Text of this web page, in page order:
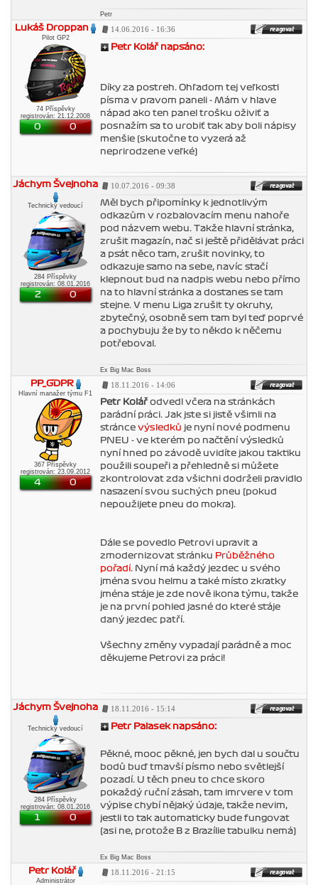
Petr
Lukáš Droppan
Pilot GP2
74 Příspěvky
registrován: 21.12.2008
0 0
14.06.2016 - 16:36
Petr Kolář napsáno:
Díky za postreh. Ohľadom tej veľkosti
písma v pravom paneli - Mám v hlave
nápad ako ten panel trošku oživiť a
posnažím sa to urobiť tak aby boli nápisy
menšie (skutočne to vyzerá až
neprirodzene veľké)
Jáchym Švejnoha
Technický vedoucí
284 Příspěvky
registrován: 08.01.2016
2 0
10.07.2016 - 09:38
Měl bych připomínky k jednotlivým
odkazům v rozbalovacím menu nahoře
pod názvem webu. Takže hlavní stránka,
zrušit magazín, nač si ještě přidělávat práci
a psát něco tam, zrušit novinky, to
odkazuje samo na sebe, navíc stačí
klepnout bud na nadpis webu nebo přímo
na to hlavní stránka a dostanes se tam
stejne. V menu Liga zrušit ty okruhy,
zbytečný, osobně sem tam byl teď poprvé
a pochybuju že by to někdo k něčemu
potřeboval.
Ex Big Mac Boss
PP_GDPR
Hlavní manažer týmu F1
367 Příspěvky
registrován: 23.09.2012
4 0
18.11.2016 - 14:06
Petr Kolář odvedl včera na stránkách
parádní práci. Jak jste si jistě všimli na
stránce výsledků je nyní nové podmenu
PNEU - ve kterém po načtění výsledků
nyní hned po závodě uvidíte jakou taktiku
použili soupeři a přehledně si můžete
zkontrolovat zda všichni dodrželi pravidlo
nasazení svou suchých pneu (pokud
nepoužijete pneu do mokra).
Dále se povedlo Petrovi upravit a
zmodernizovat stránku Průběžného
pořadí. Nyní má každý jezdec u svého
jména svou helmu a také místo zkratky
jména stáje je zde nově ikona týmu, takže
je na první pohled jasné do které stáje
daný jezdec patří.
Všechny změny vypadají parádně a moc
děkujeme Petrovi za práci!
Jáchym Švejnoha
Technický vedoucí
284 Příspěvky
registrován: 08.01.2016
1 0
18.11.2016 - 15:14
Petr Palasek napsáno:
Pěkné, mooc pěkné, jen bych dal u součtu
bodů buď tmavší písmo nebo světlejší
pozadí. U těch pneu to chce skoro
pokaždý ruční zásah, tam imrvere v tom
výpise chybí nějaký údaje, takže nevim,
jestli to tak automaticky bude fungovat
(asi ne, protože B z Brazílie tabulku nemá)
Ex Big Mac Boss
Petr Kolář
Administrátor
18.11.2016 - 21:15